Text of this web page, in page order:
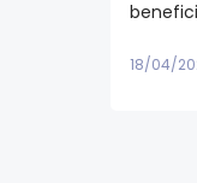
18/04/